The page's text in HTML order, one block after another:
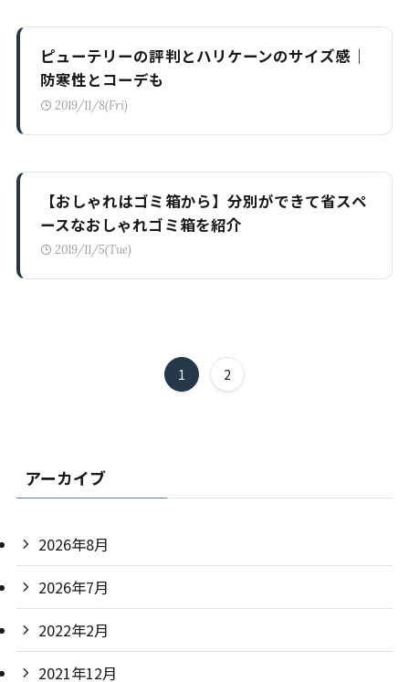
ピューテリーの評判とハリケーンのサイズ感｜
防寒性とコーデも
2019/11/8(Fri)
【おしゃれはゴミ箱から】分別ができて省スペ
ースなおしゃれゴミ箱を紹介
2019/11/5(Tue)
1 2
アーカイブ
2026年8月
2026年7月
2022年2月
2021年12月